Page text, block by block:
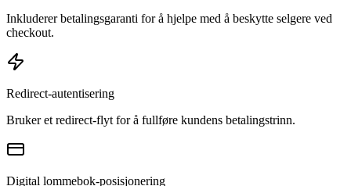
Inkluderer betalingsgaranti for å hjelpe med å beskytte selgere ved
checkout.
Redirect-autentisering
Bruker et redirect-flyt for å fullføre kundens betalingstrinn.
Digital lommebok-posisjonering